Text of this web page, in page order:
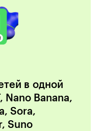
в одной
Nano Banana,
Sora,
Suno